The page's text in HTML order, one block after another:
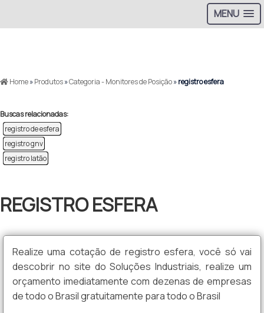
MENU
Home»Produtos»Categoria - Monitores de Posição»registro esfera
Buscas relacionadas:
registro de esfera
registro gnv
registro latão
REGISTRO ESFERA
Realize uma cotação de registro esfera, você só vai
descobrir no site do Soluções Industriais, realize um
orçamento imediatamente com dezenas de empresas
de todo o Brasil gratuitamente para todo o Brasil